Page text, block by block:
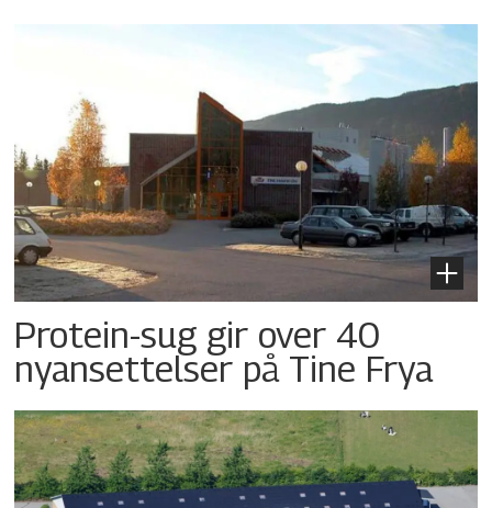
Protein-sug gir over 40
nyansettelser på Tine Frya